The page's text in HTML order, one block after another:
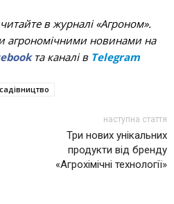
в журналі «Агроном».
агрономічними новинами на
та каналі в Telegram
садівництво
наступна стаття
Три нових унікальних
продукти від бренду
«Агрохімічні технології»